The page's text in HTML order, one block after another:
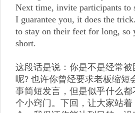
Next time, invite participants to
I guarantee you, it does the
to stay on their feet for long, so
short.
这段话是说：你是不是经常
呢? 也许你曾经要求老板缩短
事简短发言，但是似乎什么
个小窍门。下回，让大家站